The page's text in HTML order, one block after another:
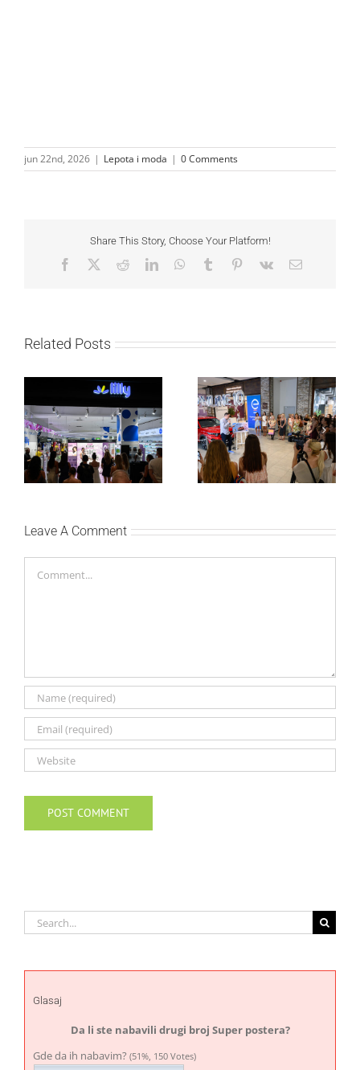
jun 22nd, 2026 | Lepota i moda | 0 Comments
Share This Story, Choose Your Platform!
Facebook RedditLinkedInWhatsApp
Tumblr Pinterest
Vk Email
Related Posts
Lilly Drogerie i L’Oréal
Paris Elseve na
Festivalu nege kose
predstavili Collagen
Lifter liniju i popuste do
30 odsto
Lilly Drogerie proslavile
10. online rođendan,
uručile automobil
Citroën C3 i najavile
saradnju sa
šampionkom Andreom
Leave A Comment
Search
for:
Glasaj
Da li ste nabavili drugi broj Super postera?
Gde da ih nabavim? (51%, 150 Votes)